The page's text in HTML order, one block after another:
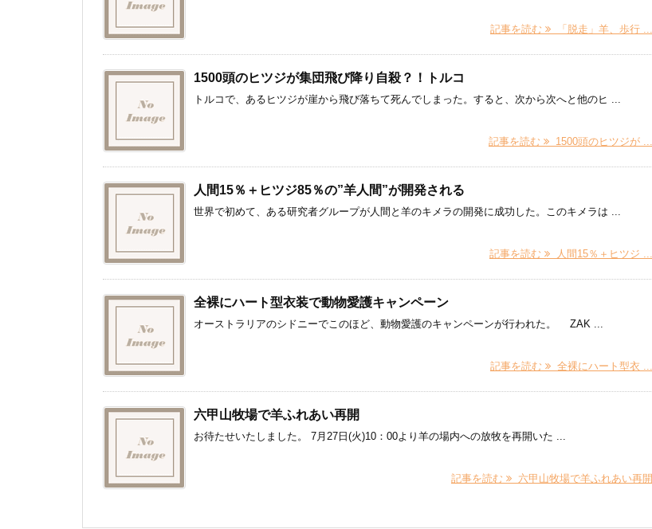
記事を読む 「脱走」羊、歩行 ...
1500頭のヒツジが集団飛び降り自殺？！トルコ
トルコで、あるヒツジが崖から飛び落ちて死んでしまった。すると、次から次へと他のヒ ...
記事を読む 1500頭のヒツジが ...
人間15％＋ヒツジ85％の”羊人間”が開発される
世界で初めて、ある研究者グループが人間と羊のキメラの開発に成功した。このキメラは ...
記事を読む 人間15％＋ヒツジ ...
全裸にハート型衣装で動物愛護キャンペーン
オーストラリアのシドニーでこのほど、動物愛護のキャンペーンが行われた。 ZAK ...
記事を読む 全裸にハート型衣 ...
六甲山牧場で羊ふれあい再開
お待たせいたしました。 7月27日(火)10：00より羊の場内への放牧を再開いた ...
記事を読む 六甲山牧場で羊ふれあい再開